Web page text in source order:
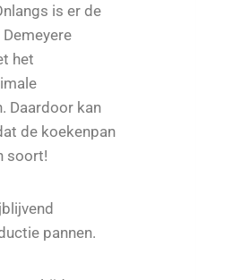
is er de
het
Daardoor kan
de koekenpan
soort!
pannen.